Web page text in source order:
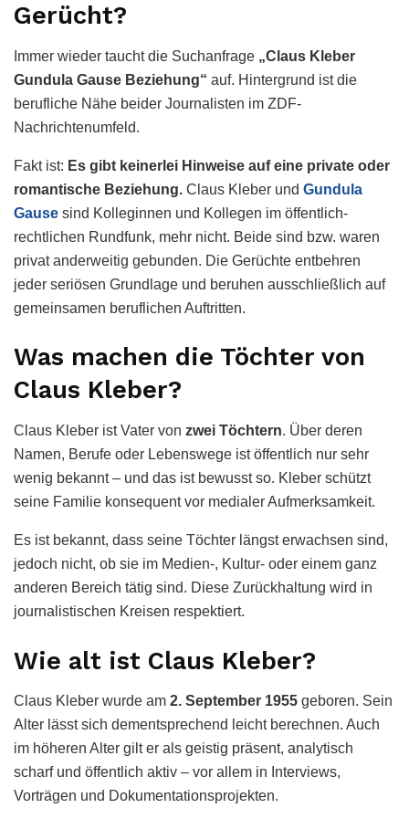
Gerücht?
Immer wieder taucht die Suchanfrage „Claus Kleber
Gundula Gause Beziehung“ auf. Hintergrund ist die
berufliche Nähe beider Journalisten im ZDF-
Nachrichtenumfeld.
Fakt ist: Es gibt keinerlei Hinweise auf eine private oder
romantische Beziehung. Claus Kleber und Gundula
Gause sind Kolleginnen und Kollegen im öffentlich-
rechtlichen Rundfunk, mehr nicht. Beide sind bzw. waren
privat anderweitig gebunden. Die Gerüchte entbehren
jeder seriösen Grundlage und beruhen ausschließlich auf
gemeinsamen beruflichen Auftritten.
Was machen die Töchter von
Claus Kleber?
Claus Kleber ist Vater von zwei Töchtern. Über deren
Namen, Berufe oder Lebenswege ist öffentlich nur sehr
wenig bekannt – und das ist bewusst so. Kleber schützt
seine Familie konsequent vor medialer Aufmerksamkeit.
Es ist bekannt, dass seine Töchter längst erwachsen sind,
jedoch nicht, ob sie im Medien-, Kultur- oder einem ganz
anderen Bereich tätig sind. Diese Zurückhaltung wird in
journalistischen Kreisen respektiert.
Wie alt ist Claus Kleber?
Claus Kleber wurde am 2. September 1955 geboren. Sein
Alter lässt sich dementsprechend leicht berechnen. Auch
im höheren Alter gilt er als geistig präsent, analytisch
scharf und öffentlich aktiv – vor allem in Interviews,
Vorträgen und Dokumentationsprojekten.